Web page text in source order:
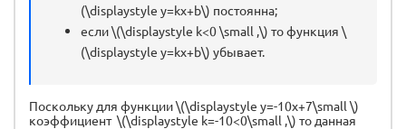
(\displaystyle y=kx+b\) постоянна;
если \(\displaystyle k<0 \small ,\) то функция \
(\displaystyle y=kx+b\) убывает.
Поскольку для функции \(\displaystyle y=-10x+7\small \)
коэффициент \(\displaystyle k=-10<0\small ,\) то данная